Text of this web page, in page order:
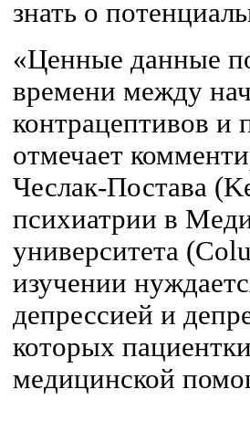
знать о
«Ценные данные
времени между
контрацептивов и
отмечает
Чеслак-Постава
психиатрии в
университета
изучении
депрессией и
которых
медицинской